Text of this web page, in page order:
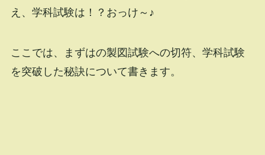
え、学科試験は！？おっけ～♪
ここでは、まずはの製図試験への切符、学科試験
を突破した秘訣について書きます。